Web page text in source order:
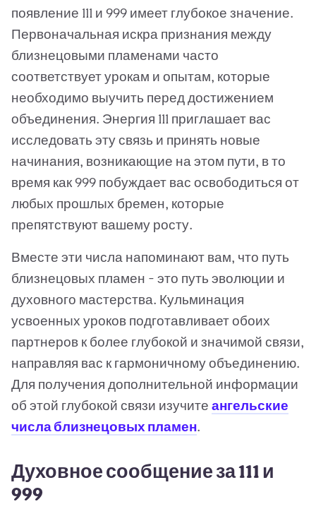
появление 111 и 999 имеет глубокое значение.
Первоначальная искра признания между
близнецовыми пламенами часто
соответствует урокам и опытам, которые
необходимо выучить перед достижением
объединения. Энергия 111 приглашает вас
исследовать эту связь и принять новые
начинания, возникающие на этом пути, в то
время как 999 побуждает вас освободиться от
любых прошлых бремен, которые
препятствуют вашему росту.
Вместе эти числа напоминают вам, что путь
близнецовых пламен - это путь эволюции и
духовного мастерства. Кульминация
усвоенных уроков подготавливает обоих
партнеров к более глубокой и значимой связи,
направляя вас к гармоничному объединению.
Для получения дополнительной информации
об этой глубокой связи изучите ангельские
числа близнецовых пламен.
Духовное сообщение за 111 и
999